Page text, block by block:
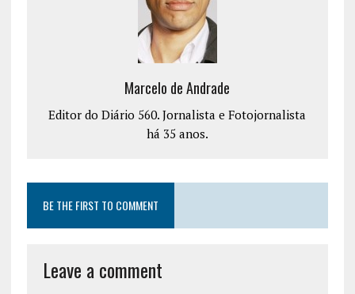
Marcelo de Andrade
Editor do Diário 560. Jornalista e Fotojornalista
há 35 anos.
BE THE FIRST TO COMMENT
Leave a comment